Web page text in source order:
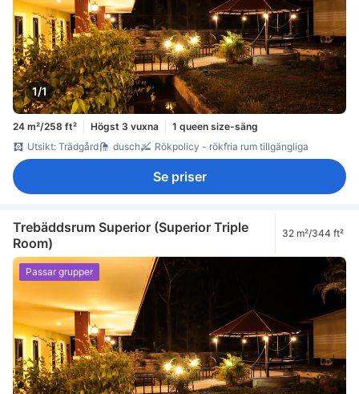
1/1
24 m²/258 ft² Högst 3 vuxna
1 queen size-säng
Utsikt: Trädgård
dusch Rökpolicy - rökfria rum tillgängliga
Se priser
Trebäddsrum Superior (Superior Triple
Room)
32 m²/344 ft²
Passar grupper